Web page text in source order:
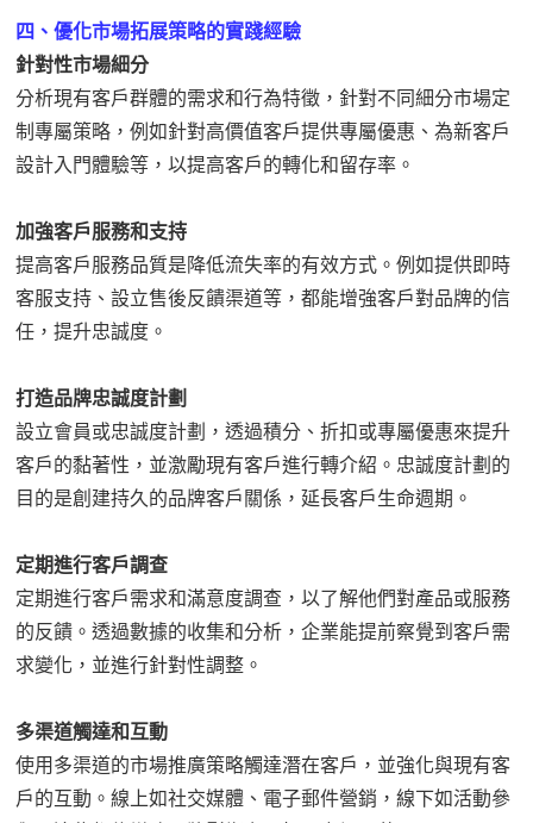
四、優化市場拓展策略的實踐經驗
針對性市場細分
分析現有客戶群體的需求和行為特徵，針對不同細分市場定
制專屬策略，例如針對高價值客戶提供專屬優惠、為新客戶
設計入門體驗等，以提高客戶的轉化和留存率。
加強客戶服務和支持
提高客戶服務品質是降低流失率的有效方式。例如提供即時
客服支持、設立售後反饋渠道等，都能增強客戶對品牌的信
任，提升忠誠度。
打造品牌忠誠度計劃
設立會員或忠誠度計劃，透過積分、折扣或專屬優惠來提升
客戶的黏著性，並激勵現有客戶進行轉介紹。忠誠度計劃的
目的是創建持久的品牌客戶關係，延長客戶生命週期。
定期進行客戶調查
定期進行客戶需求和滿意度調查，以了解他們對產品或服務
的反饋。透過數據的收集和分析，企業能提前察覺到客戶需
求變化，並進行針對性調整。
多渠道觸達和互動
使用多渠道的市場推廣策略觸達潛在客戶，並強化與現有客
戶的互動。線上如社交媒體、電子郵件營銷，線下如活動參